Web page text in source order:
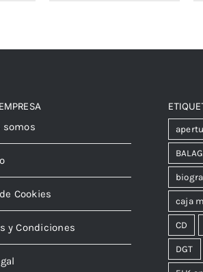
somos
Cookies
y Condiciones
caja
CD
DGT